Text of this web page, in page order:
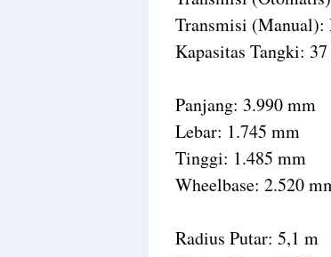
Transmisi (Manual):
Kapasitas Tangki:
Panjang: 3.990 mm
Lebar: 1.745 mm
Tinggi: 1.485 mm
Wheelbase: 2.520
Radius Putar: 5,1 m